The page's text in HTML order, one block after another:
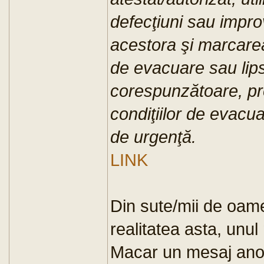
defecţiuni sau
acestora şi
de evacuare sau
corespunzătoare,
condiţiilor de
de urgenţă.
LINK
Din sute/mii de
realitatea asta,
Macar un mesaj